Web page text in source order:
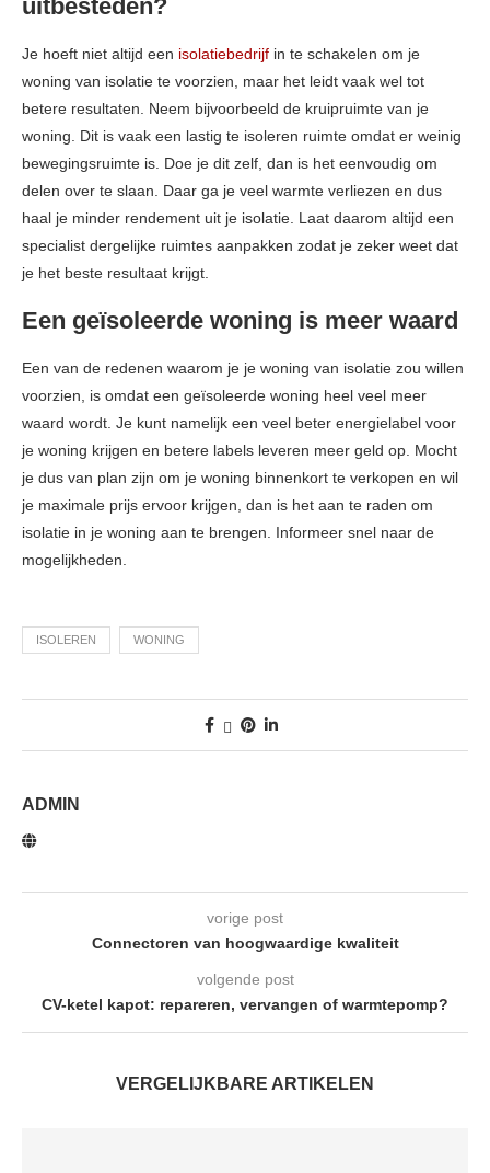
uitbesteden?
Je hoeft niet altijd een isolatiebedrijf in te schakelen om je
woning van isolatie te voorzien, maar het leidt vaak wel tot
betere resultaten. Neem bijvoorbeeld de kruipruimte van je
woning. Dit is vaak een lastig te isoleren ruimte omdat er weinig
bewegingsruimte is. Doe je dit zelf, dan is het eenvoudig om
delen over te slaan. Daar ga je veel warmte verliezen en dus
haal je minder rendement uit je isolatie. Laat daarom altijd een
specialist dergelijke ruimtes aanpakken zodat je zeker weet dat
je het beste resultaat krijgt.
Een geïsoleerde woning is meer waard
Een van de redenen waarom je je woning van isolatie zou willen
voorzien, is omdat een geïsoleerde woning heel veel meer
waard wordt. Je kunt namelijk een veel beter energielabel voor
je woning krijgen en betere labels leveren meer geld op. Mocht
je dus van plan zijn om je woning binnenkort te verkopen en wil
je maximale prijs ervoor krijgen, dan is het aan te raden om
isolatie in je woning aan te brengen. Informeer snel naar de
mogelijkheden.
ISOLEREN WONING
ADMIN
vorige post
Connectoren van hoogwaardige kwaliteit
volgende post
CV-ketel kapot: repareren, vervangen of warmtepomp?
VERGELIJKBARE ARTIKELEN